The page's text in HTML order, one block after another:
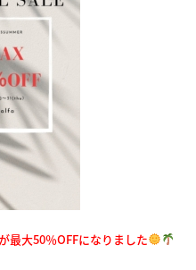
最大50％OFFになりました